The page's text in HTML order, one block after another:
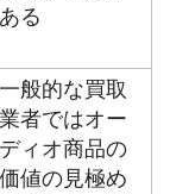
ある
一般的な買取
業者ではオー
ディオ商品の
価値の見極め